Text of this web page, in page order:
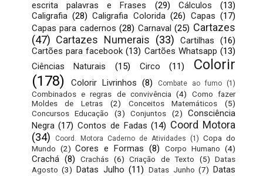
escrita palavras e Frases
(29) Cálculos
(13)
Caligrafia (28) Caligrafia Colorida (26) Capas (17)
Capas para cadernos (28) Carnaval (25) Cartazes
(47) Cartazes Numerais (33) Cartilhas
(16)
Cartões para facebook (13) Cartões Whatsapp (13)
Ciências Naturais
(15) Circo (11)
Colorir
(178)
Colorir Livrinhos (8) Combate ao fumo (1)
Combinados e regras de convivência (4)
Como fazer
Moldes de Letras
(2) Conceitos Matemáticos
(5)
Concursos Educação
(3) Conjuntos (2)
Consciência
Negra (17) Contos de Fadas (14) Coord Motora
(34)
Coord. Motora Caderno de Atividades (1) Copa do
Mundo (2) Cores e Formas (8) Corpo Humano (4)
Crachá (8) Crachás (6) Criação de Texto (5) Datas
Agosto (3) Datas Julho (11) Datas Junho (7) Datas